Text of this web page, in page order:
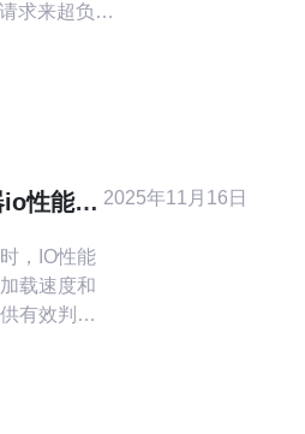
求来超负荷
外，香港的
弱，缺乏
性能的
，IO性能
载速度和
有效判断
2025年11月16日